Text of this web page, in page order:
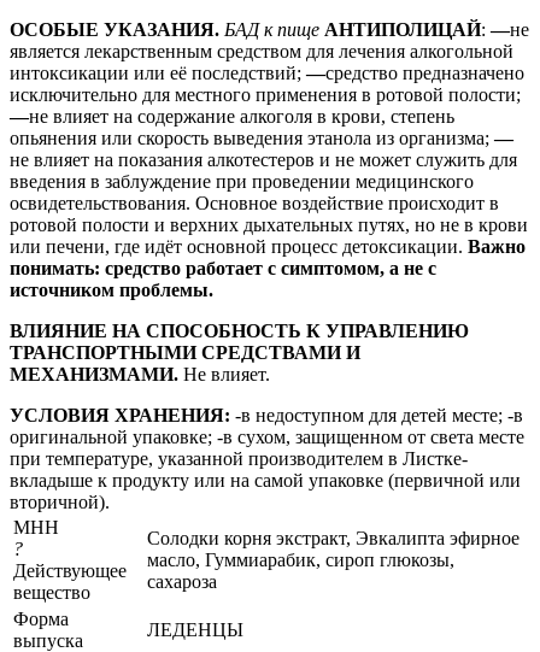
ОСОБЫЕ УКАЗАНИЯ. БАД к пище АНТИПОЛИЦАЙ:—не
является лекарственным средством для лечения алкогольной
интоксикации или её последствий;—средство предназначено
исключительно для местного применения в ротовой полости;
—не влияет на содержание алкоголя в крови, степень
опьянения или скорость выведения этанола из организма;—
не влияет на показания алкотестеров и не может служить для
введения в заблуждение при проведении медицинского
освидетельствования. Основное воздействие происходит в
ротовой полости и верхних дыхательных путях, но не в крови
или печени, где идёт основной процесс детоксикации. Важно
понимать: средство работает с симптомом, а не с
источником проблемы.
ВЛИЯНИЕ НА СПОСОБНОСТЬ К УПРАВЛЕНИЮ
ТРАНСПОРТНЫМИ СРЕДСТВАМИ И
МЕХАНИЗМАМИ. Не влияет.
УСЛОВИЯ ХРАНЕНИЯ: -в недоступном для детей месте; -в
оригинальной упаковке; -в сухом, защищенном от света месте
при температуре, указанной производителем в Листке-
вкладыше к продукту или на самой упаковке (первичной или
вторичной).
МНН
?
Действующее
вещество
Солодки корня экстракт, Эвкалипта эфирное
масло, Гуммиарабик, сироп глюкозы,
сахароза
Форма
выпуска
ЛЕДЕНЦЫ